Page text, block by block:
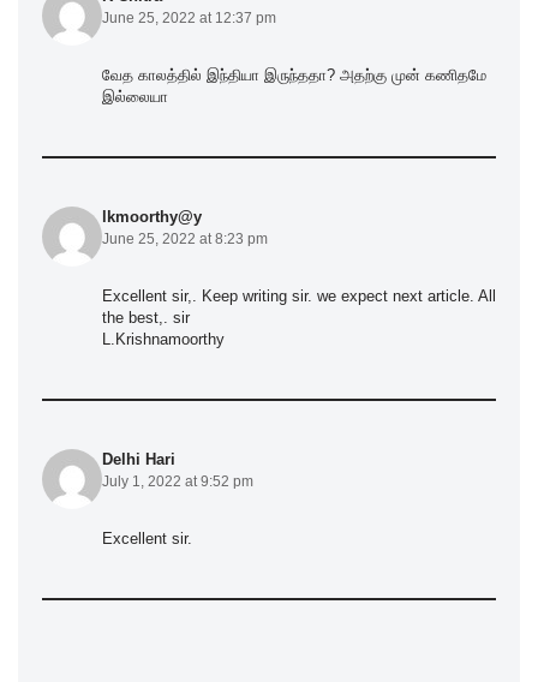
June 25, 2022 at 12:37 pm
வேத காலத்தில் இந்தியா இருந்ததா? அதற்கு முன் கணிதமே
இல்லையா
lkmoorthy@y
June 25, 2022 at 8:23 pm
Excellent sir,. Keep writing sir. we expect next article. All
the best,. sir
L.Krishnamoorthy
Delhi Hari
July 1, 2022 at 9:52 pm
Excellent sir.